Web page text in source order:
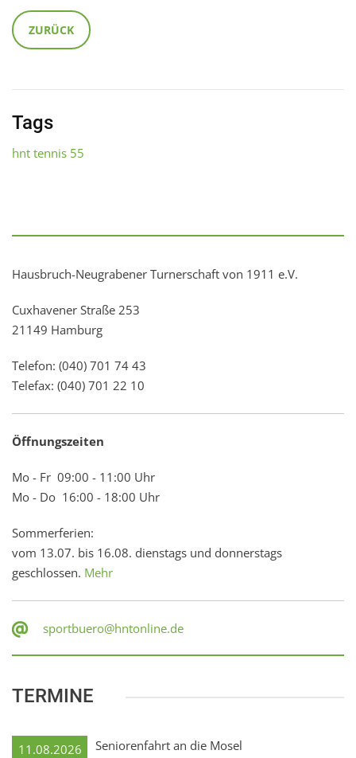
ZURÜCK
Tags
hnt tennis 55
Hausbruch-Neugrabener Turnerschaft von 1911 e.V.
Cuxhavener Straße 253
21149 Hamburg
Telefon: (040) 701 74 43
Telefax: (040) 701 22 10
Öffnungszeiten
Mo - Fr 09:00 - 11:00 Uhr
Mo - Do 16:00 - 18:00 Uhr
Sommerferien:
vom 13.07. bis 16.08. dienstags und donnerstags
geschlossen. Mehr
sportbuero@hntonline.de
TERMINE
11.08.2026 Seniorenfahrt an die Mosel